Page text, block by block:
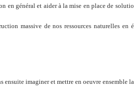
en général et aider à la mise en place de
massive de nos ressources naturelles
ensuite imaginer et mettre en oeuvre ensemble